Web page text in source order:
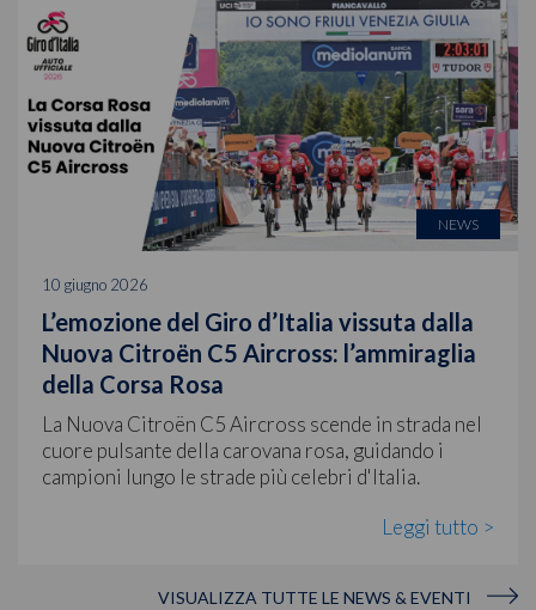
NEWS
10 giugno 2026
L’emozione del Giro d’Italia vissuta dalla
Nuova Citroën C5 Aircross: l’ammiraglia
della Corsa Rosa
La Nuova Citroën C5 Aircross scende in strada nel
cuore pulsante della carovana rosa, guidando i
campioni lungo le strade più celebri d'Italia.
Leggi tutto >
VISUALIZZA TUTTE LE NEWS & EVENTI